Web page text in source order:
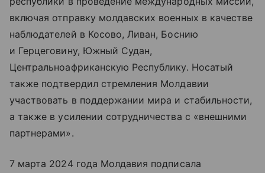
включая отправку молдавских военных в качестве
наблюдателей в Косово, Ливан, Боснию
и Герцеговину, Южный Судан,
Центральноафриканскую Республику. Носатый
также подтвердил стремления Молдавии
участвовать в поддержании мира и стабильности,
а также в усилении сотрудничества с «внешними
партнерами».
7 марта 2024 года Молдавия подписала